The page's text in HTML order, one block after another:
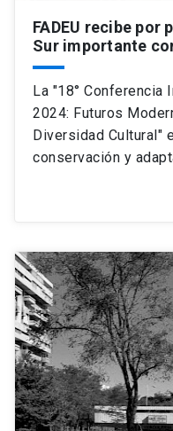
FADEU recibe por
Sur importante
La "18° Conferencia
2024: Futuros
Diversidad Cultural"
conservación y